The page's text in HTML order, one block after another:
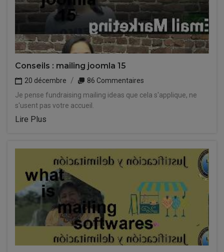
Conseils : mailing joomla 15
20 décembre
86 Commentaires
Je pense fundraising mailing ideas que cela s'applique, ne
s'usent pas votre accueil.
Lire Plus